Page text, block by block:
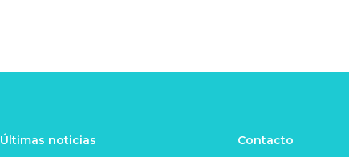
Últimas noticias Contacto